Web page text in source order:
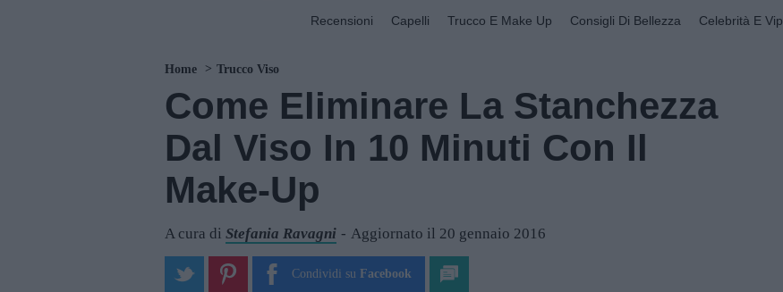
Recensioni Capelli Trucco E Make Up Consigli Di Bellezza Celebrità E Vip
Home Trucco Viso
Come Eliminare La Stanchezza
Dal Viso In 10 Minuti Con Il
Make-Up
A cura di Stefania Ravagni Aggiornato il 20 gennaio 2016
Condividi su Facebook